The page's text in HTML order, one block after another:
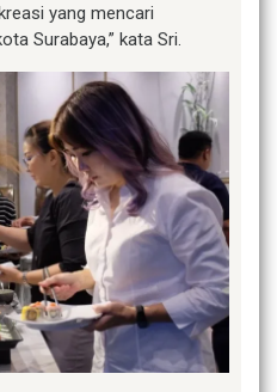
yang mencari
Surabaya,” kata Sri.